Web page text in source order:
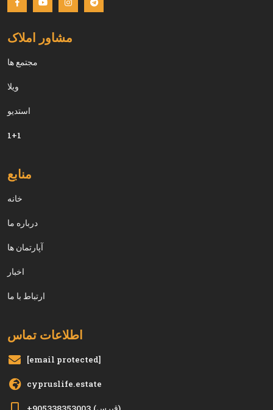
مشاور املاک
مجتمع ها
ويلا
استديو
1+1
منابع
خانه
درباره ما
آپارتمان ها
اخبار
ارتباط با ما
اطلاعات تماس
[email protected]
cypruslife.estate